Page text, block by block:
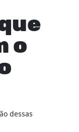
o
dessas